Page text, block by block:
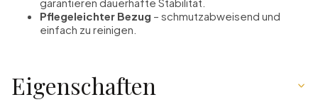
Pflegeleichter Bezug – schmutzabweisend und
einfach zu reinigen.
Eigenschaften